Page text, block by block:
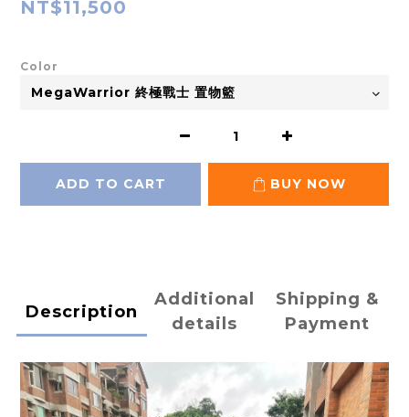
NT$11,500
Color
ADD TO CART BUY NOW
Description
Additional
details
Shipping &
Payment